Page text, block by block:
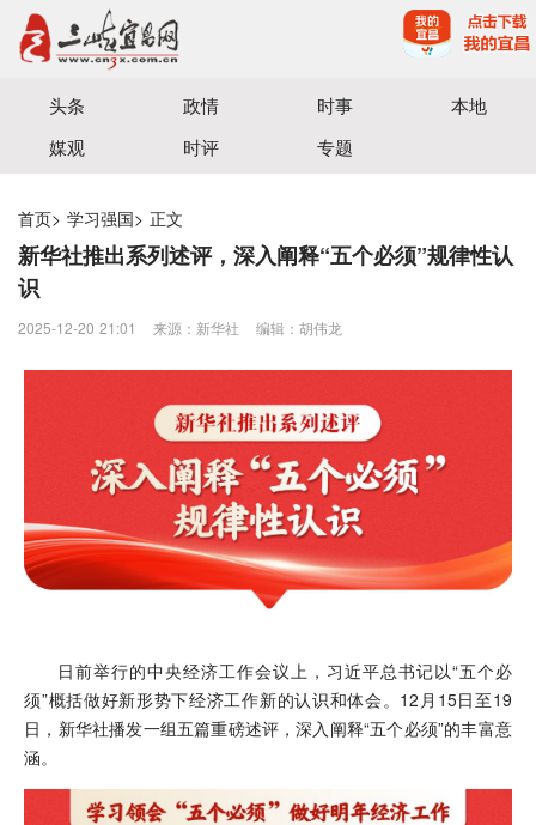
宜昌三峡融媒体中心主办
头条 政情 时事
本地
媒观
时评 专题
首页> 学习强国> 正文
新华社推出系列述评，深入阐释“五个必须”规律性认
识
2025-12-20 21:01 来源：​新华社 编辑：胡伟龙
日前举行的中央经济工作会议上，习近平总书记以“五个必
须”概括做好新形势下经济工作新的认识和体会。12月15日至19
日，新华社播发一组五篇重磅述评，深入阐释“五个必须”的丰富意
涵。